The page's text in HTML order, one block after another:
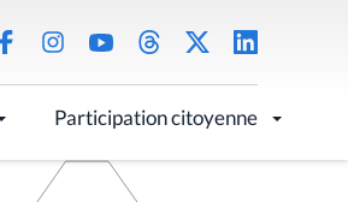
Participation citoyenne